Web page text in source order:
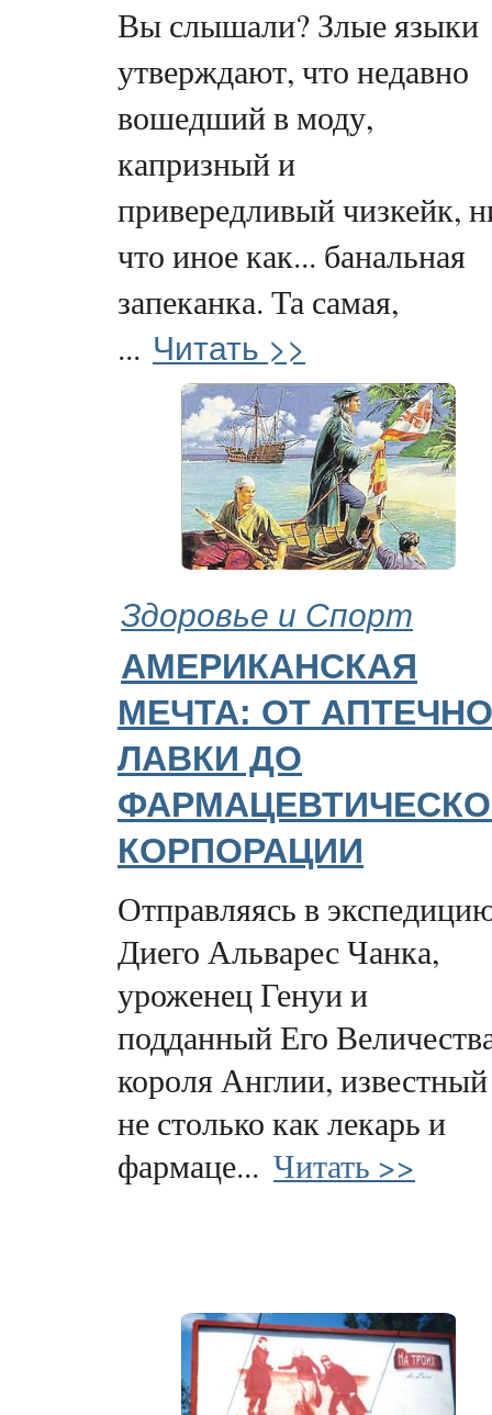
Вы слышали? Злые языки
утверждают, что недавно
вошедший в моду,
капризный и
привередливый чизкейк,
что иное как... банальная
запеканка. Та самая,
... Читать >>
Здоровье и Спорт
АМЕРИКАНСКАЯ
МЕЧТА: ОТ
ЛАВКИ ДО
КОРПОРАЦИИ
Отправляясь в
Диего Альварес Чанка,
уроженец Генуи и
подданный Его
короля Англии, известный
не столько как лекарь и
фармаце... Читать >>